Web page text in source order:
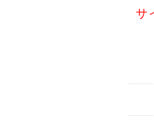
サ
【
【